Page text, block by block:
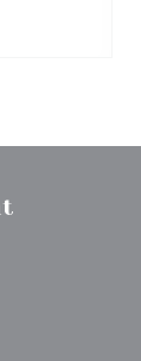
numa nova